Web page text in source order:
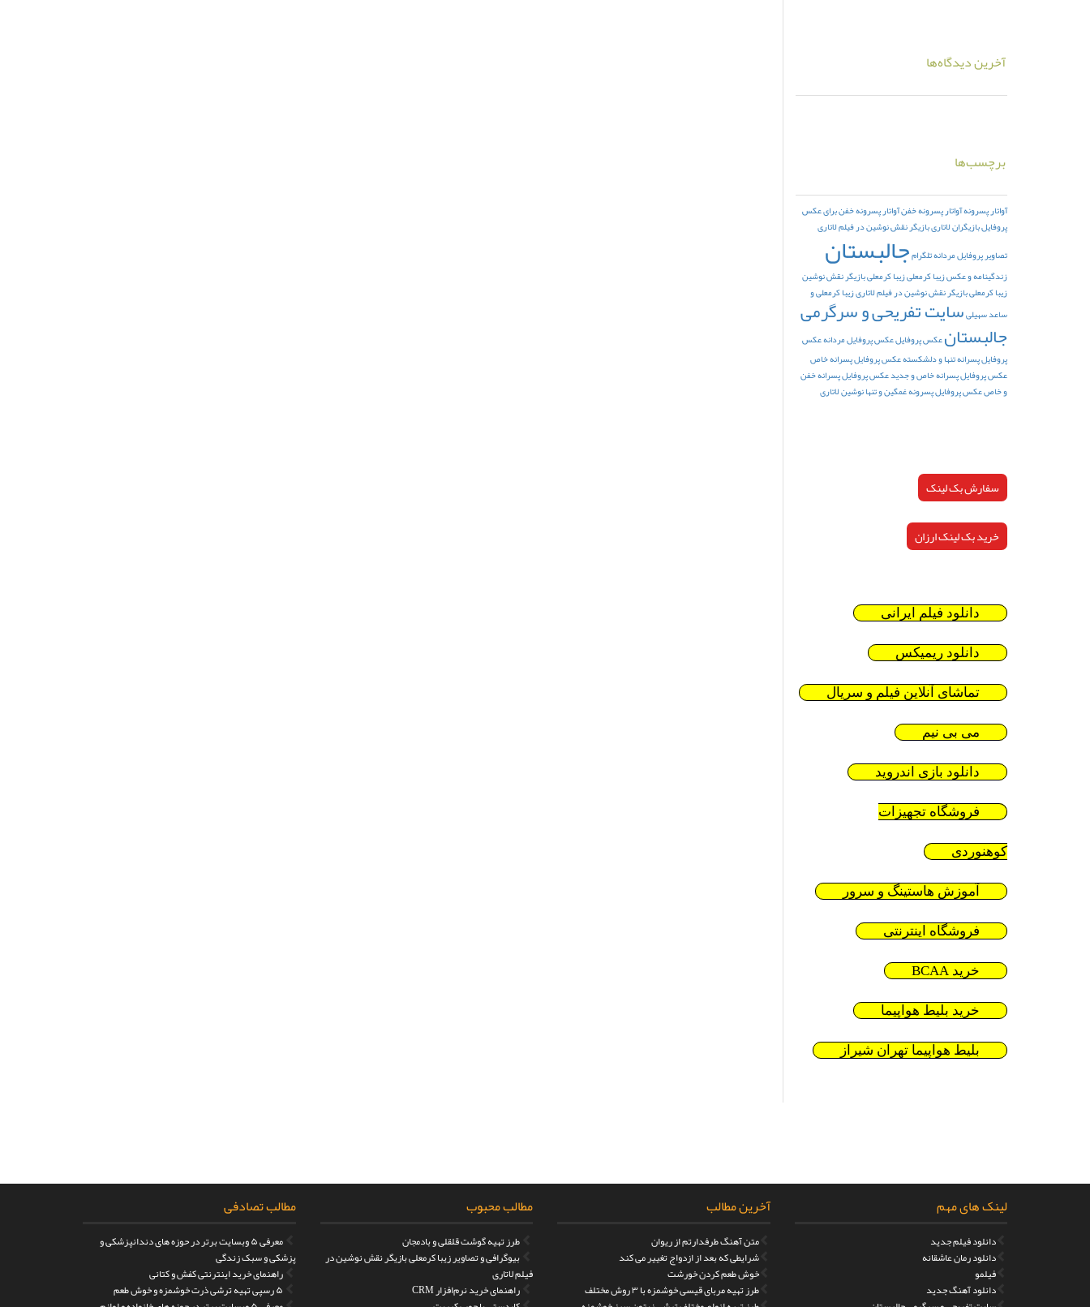
آخرین دیدگاه‌ها
برچسب‌ها
آواتار پسرونهآواتار پسرونه خفنآواتار پسرونه خفن برای عکس
پروفایلبازیگران لاتاریبازیگر نقش نوشین در فیلم لاتاری
تصاویر پروفایل مردانه تلگرامجالبستان
زندگینامه و عکس زیبا کرمعلیزیبا کرمعلی بازیگر نقش نوشین
زیبا کرمعلی بازیگر نقش نوشین در فیلم لاتاریزیبا کرمعلی و
ساعد سهیلیسایت تفریحی و سرگرمی
جالبستانعکس پروفایلعکس پروفایل مردانهعکس
پروفایل پسرانه تنها و دلشکستهعکس پروفایل پسرانه خاص
عکس پروفایل پسرانه خاص و جدیدعکس پروفایل پسرانه خفن
و خاصعکس پروفایل پسرونه غمگین و تنهانوشین لاتاری
سفارش بک لینک
خرید بک لینک ارزان
دانلود فیلم ایرانی
دانلود ریمیکس
تماشای آنلاین فیلم و سریال
می بی نیم
دانلود بازی اندروید
فروشگاه تجهیزات
کوهنوردی
آموزش هاستینگ و سرور
فروشگاه اینترنتی
خرید BCAA
خرید بلیط هواپیما
بلیط هواپیما تهران شیراز
لینک های مهم
دانلود فیلم جدید
دانلود رمان عاشقانه
فیلمو
دانلود آهنگ جدید
آخرین مطالب
متن آهنگ طرفدارتم از ریوان
شرایطی که بعد از ازدواج تغییر می کند
خوش طعم کردن خورشت
طرز تهیه مربای قیسی خوشمزه با ۳ روش مختلف
مطالب محبوب
طرز تهیه گوشت قلقلی و بادمجان
بیوگرافی و تصاویر زیبا کرمعلی بازیگر نقش نوشین در
فیلم لاتاری
راهنمای خرید نرم‌افزار CRM
مطالب تصادفی
معرفی ۵ وبسایت برتر در حوزه های دندانپزشکی و
پزشکی و سبک زندگی
راهنمای خرید اینترنتی کفش و کتانی
۵ رسپی تهیه ترشی ذرت خوشمزه و خوش طعم